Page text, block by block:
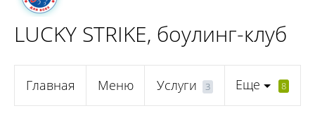
LUCKY STRIKE, боулинг-клуб
Главная Меню Услуги 3 Еще 8